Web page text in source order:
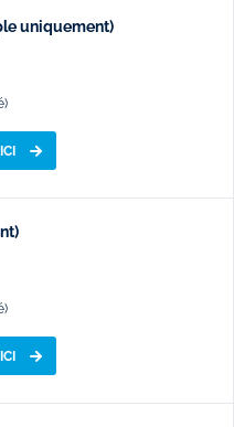
uniquement)